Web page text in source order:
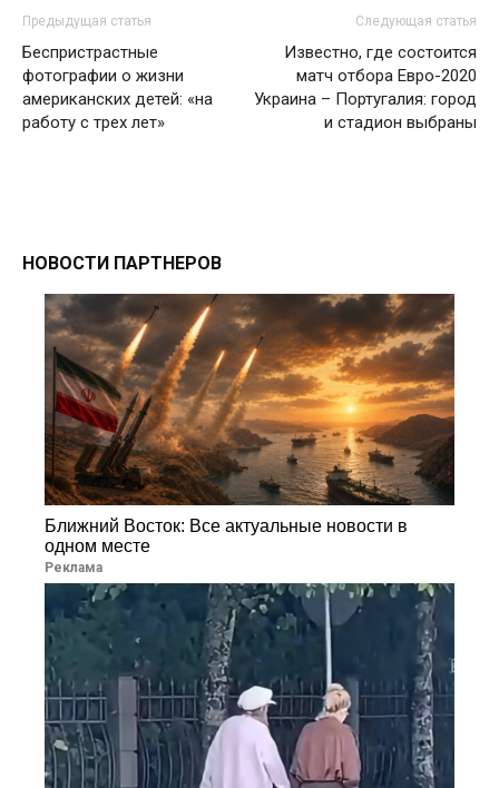
Предыдущая статья
Беспристрастные
фотографии о жизни
американских детей: «на
работу с трех лет»
Следующая статья
Известно, где состоится
матч отбора Евро-2020
Украина – Португалия: город
и стадион выбраны
НОВОСТИ ПАРТНЕРОВ
Ближний Восток: Все актуальные новости в
одном месте
Реклама